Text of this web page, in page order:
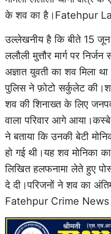
के शव का है।Fatehpur
उल्लेखनीय है कि बीते 15 जून
ललौली मुत्तौर मार्ग पर
अज्ञात युवती का शव मिला
पुलिस ने फ़ोटो सर्कुलेट
शव की शिनाख्त के लिए
वाला परिवार आगे
ने बताया कि उनकी बेटी
हो गई थी।यह शव मोनिका
लिखित हलफनामा लेते हुए
दे दी।परिजनों ने शव का
Fatehpur Crime